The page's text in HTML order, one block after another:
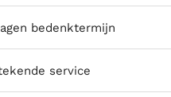
bedenktermijn
service